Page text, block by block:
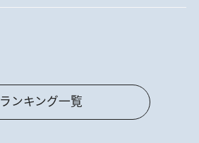
ランキング一覧